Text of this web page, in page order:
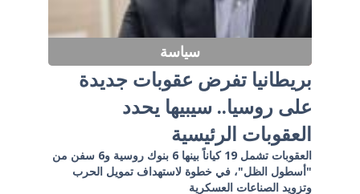
سياسة
بريطانيا تفرض عقوبات جديدة
على روسيا.. سيبيها يحدد
العقوبات الرئيسية
العقوبات تشمل 19 كياناً بينها 6 بنوك روسية و6 سفن من
"أسطول الظل"، في خطوة لاستهداف تمويل الحرب
وتزويد الصناعات العسكرية